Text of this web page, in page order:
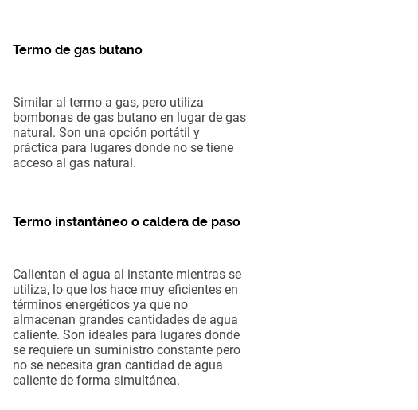
Termo de gas butano
Similar al termo a gas, pero utiliza
bombonas de gas butano en lugar de gas
natural. Son una opción portátil y
práctica para lugares donde no se tiene
acceso al gas natural.
Termo instantáneo o caldera de paso
Calientan el agua al instante mientras se
utiliza, lo que los hace muy eficientes en
términos energéticos ya que no
almacenan grandes cantidades de agua
caliente. Son ideales para lugares donde
se requiere un suministro constante pero
no se necesita gran cantidad de agua
caliente de forma simultánea.